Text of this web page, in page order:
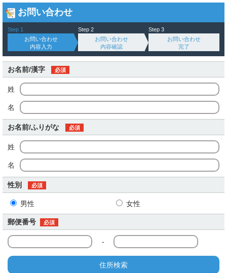
お問い合わせ
Step 1
お問い合わせ
内容入力
Step 2
お問い合わせ
内容確認
Step 3
お問い合わせ
完了
お名前/漢字 必須
姓
名
お名前/ふりがな 必須
姓
名
性別 必須
男性 女性
郵便番号 必須
-
住所検索